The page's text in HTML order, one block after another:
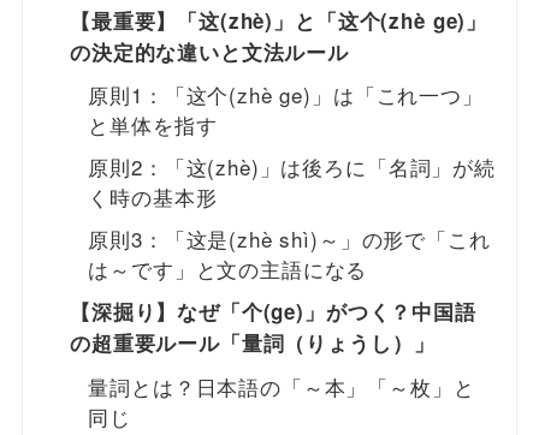
【最重要】「这(zhè)」と「这个(zhè ge)」
の決定的な違いと文法ルール
原則1：「这个(zhè ge)」は「これ一つ」
と単体を指す
原則2：「这(zhè)」は後ろに「名詞」が続
く時の基本形
原則3：「这是(zhè shì)～」の形で「これ
は～です」と文の主語になる
【深掘り】なぜ「个(ge)」がつく？中国語
の超重要ルール「量詞（りょうし）」
量詞とは？日本語の「～本」「～枚」と
同じ